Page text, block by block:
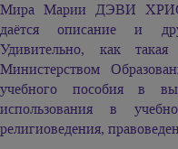
МираМарии ДЭВИ
даётся описание и
Удивительно, как
Министерством
учебного пособия в
использования в
религиоведения,